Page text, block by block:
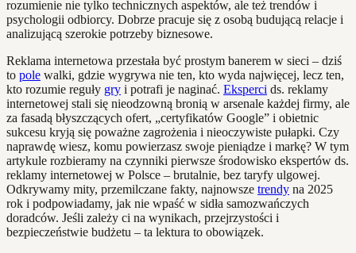
rozumienie nie tylko technicznych aspektów, ale też trendów i
psychologii odbiorcy. Dobrze pracuje się z osobą budującą relacje i
analizującą szerokie potrzeby biznesowe.
Reklama internetowa przestała być prostym banerem w sieci – dziś
to pole walki, gdzie wygrywa nie ten, kto wyda najwięcej, lecz ten,
kto rozumie reguły gry i potrafi je naginać. Eksperci ds. reklamy
internetowej stali się nieodzowną bronią w arsenale każdej firmy, ale
za fasadą błyszczących ofert, „certyfikatów Google” i obietnic
sukcesu kryją się poważne zagrożenia i nieoczywiste pułapki. Czy
naprawdę wiesz, komu powierzasz swoje pieniądze i markę? W tym
artykule rozbieramy na czynniki pierwsze środowisko ekspertów ds.
reklamy internetowej w Polsce – brutalnie, bez taryfy ulgowej.
Odkrywamy mity, przemilczane fakty, najnowsze trendy na 2025
rok i podpowiadamy, jak nie wpaść w sidła samozwańczych
doradców. Jeśli zależy ci na wynikach, przejrzystości i
bezpieczeństwie budżetu – ta lektura to obowiązek.